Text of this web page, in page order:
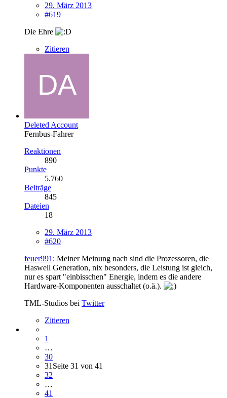
29. März 2013
#619
Die Ehre
Zitieren
Deleted Account
Fernbus-Fahrer
Reaktionen
890
Punkte
5.760
Beiträge
845
Dateien
18
29. März 2013
#620
feuer991 : Meiner Meinung nach sind die Prozessoren, die
Haswell Generation, nix besonders, die Leistung ist gleich,
nur es spart "einbisschen" Energie, indem es die andere
Hardware-Komponenten ausschaltet (o.ä.).
TML-Studios bei Twitter
Zitieren
1
…
30
31 Seite 31 von 41
32
…
41